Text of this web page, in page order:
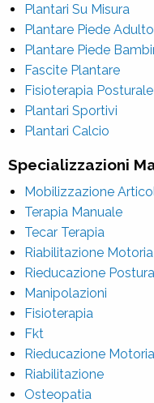
Plantari Su Misura
Plantare Piede Adulto
Plantare Piede
Fascite Plantare
Fisioterapia Posturale
Plantari Sportivi
Plantari Calcio
Specializzazioni
Mobilizzazione
Terapia Manuale
Tecar Terapia
Riabilitazione
Rieducazione
Manipolazioni
Fisioterapia
Fkt
Rieducazione Motoria
Riabilitazione
Osteopatia